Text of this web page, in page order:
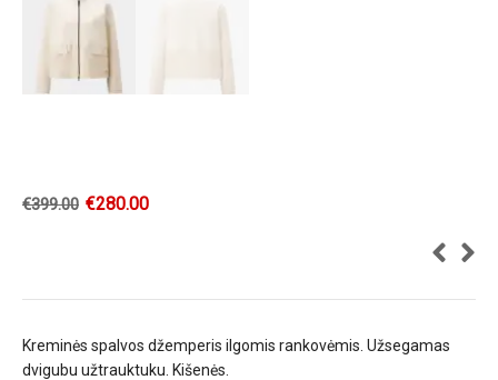
€399.00 €280.00
Kreminės spalvos džemperis ilgomis rankovėmis. Užsegamas
dvigubu užtrauktuku. Kišenės.